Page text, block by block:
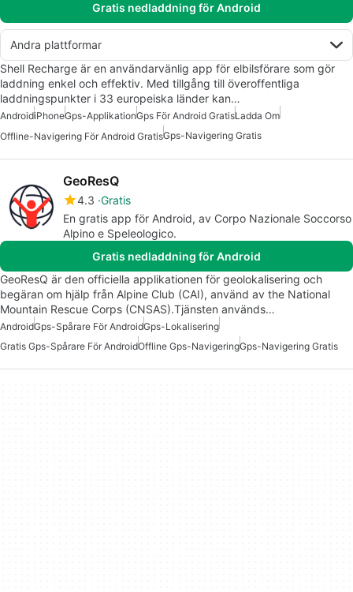
Gratis nedladdning för Android
Andra plattformar
Shell Recharge är en användarvänlig app för elbilsförare som gör
laddning enkel och effektiv. Med tillgång till överoffentliga
laddningspunkter i 33 europeiska länder kan…
AndroidiPhoneGps-ApplikationGps För Android GratisLadda Om
Offline-Navigering För Android GratisGps-Navigering Gratis
GeoResQ
4.3 Gratis
En gratis app för Android, av Corpo Nazionale Soccorso
Alpino e Speleologico.
Gratis nedladdning för Android
GeoResQ är den officiella applikationen för geolokalisering och
begäran om hjälp från Alpine Club (CAI), använd av the National
Mountain Rescue Corps (CNSAS).Tjänsten används…
AndroidGps-Spårare För AndroidGps-Lokalisering
Gratis Gps-Spårare För AndroidOffline Gps-NavigeringGps-Navigering Gratis